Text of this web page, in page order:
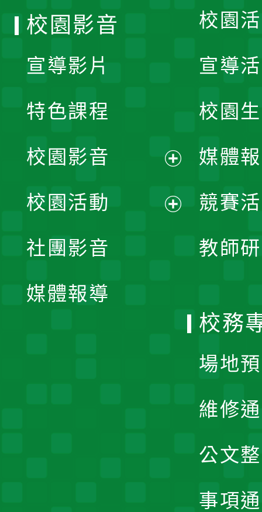
校園
宣導
校園
媒體
競賽
教師
校園影音
宣導影片
特色課程
校園影音
開
校園活動
社團影音
媒體報導
校務
場地
維修
公文
事項